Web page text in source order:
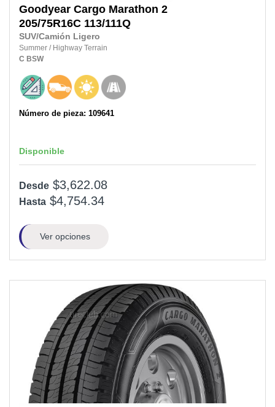
Goodyear Cargo Marathon 2
205/75R16C 113/111Q
SUV/Camión Ligero
Summer / Highway Terrain
C BSW
Número de pieza: 109641
Disponible
Desde $3,622.08
Hasta $4,754.34
Ver opciones